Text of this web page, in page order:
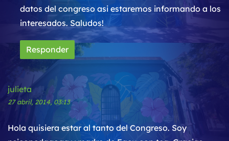
datos del congreso asi estaremos informando a los
interesados. Saludos!
Responder
julieta
27 abril, 2014, 03:13
Hola quisiera estar al tanto del Congreso. Soy